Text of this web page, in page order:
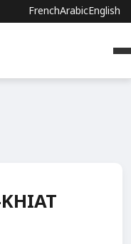
FrenchArabicEnglish